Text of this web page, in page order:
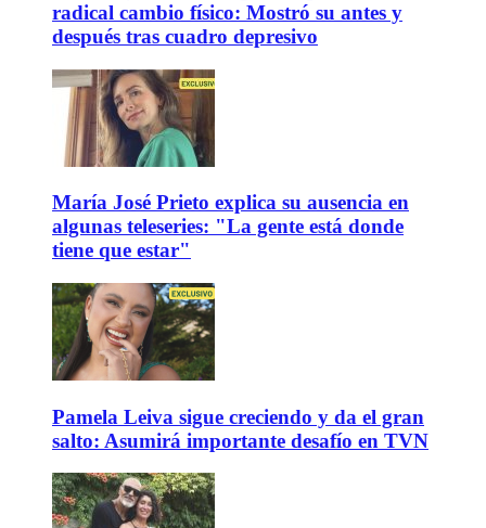
radical cambio físico: Mostró su antes y
después tras cuadro depresivo
María José Prieto explica su ausencia en
algunas teleseries: "La gente está donde
tiene que estar"
Pamela Leiva sigue creciendo y da el gran
salto: Asumirá importante desafío en TVN